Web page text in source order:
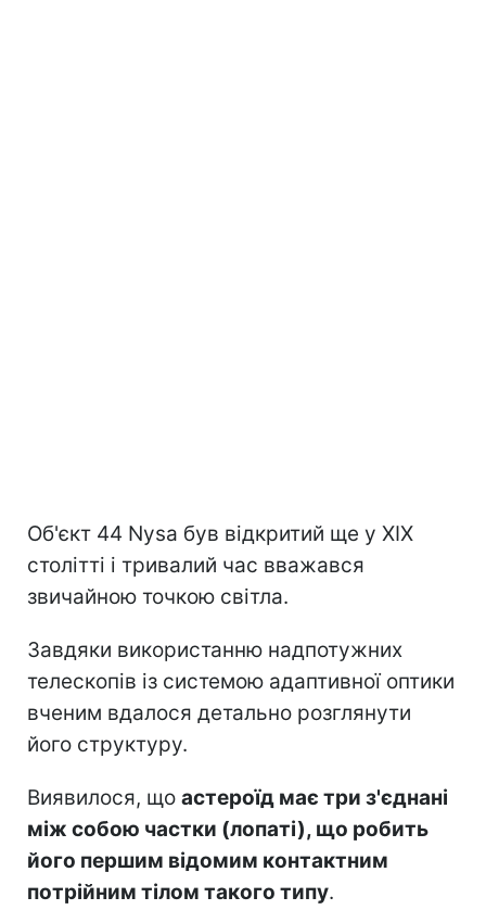
Об'єкт 44 Nysa був відкритий ще у XIX
столітті і тривалий час вважався
звичайною точкою світла.
Завдяки використанню надпотужних
телескопів із системою адаптивної оптики
вченим вдалося детально розглянути
його структуру.
Виявилося, що астероїд має три з'єднані
між собою частки (лопаті), що робить
його першим відомим контактним
потрійним тілом такого типу.